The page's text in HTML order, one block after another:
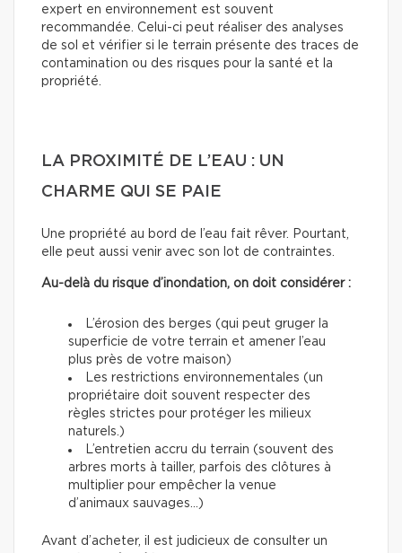
expert en environnement est souvent
recommandée. Celui-ci peut réaliser des analyses
de sol et vérifier si le terrain présente des traces de
contamination ou des risques pour la santé et la
propriété.
LA PROXIMITÉ DE L’EAU : UN
CHARME QUI SE PAIE
Une propriété au bord de l’eau fait rêver. Pourtant,
elle peut aussi venir avec son lot de contraintes.
Au-delà du risque d’inondation, on doit considérer :
L’érosion des berges (qui peut gruger la
superficie de votre terrain et amener l’eau
plus près de votre maison)
Les restrictions environnementales (un
propriétaire doit souvent respecter des
règles strictes pour protéger les milieux
naturels.)
L’entretien accru du terrain (souvent des
arbres morts à tailler, parfois des clôtures à
multiplier pour empêcher la venue
d’animaux sauvages…)
Avant d’acheter, il est judicieux de consulter un